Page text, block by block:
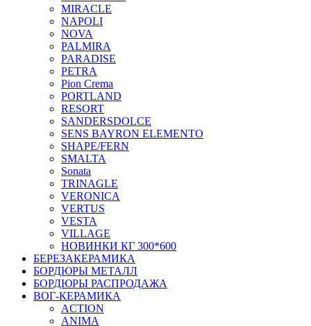
MIRACLE
NAPOLI
NOVA
PALMIRA
PARADISE
PETRA
Pion Crema
PORTLAND
RESORT
SANDERSDOLCE
SENS BAYRON ELEMENTO
SHAPE/FERN
SMALTA
Sonata
TRINAGLE
VERONICA
VERTUS
VESTA
VILLAGE
НОВИНКИ КГ 300*600
БЕРЕЗАКЕРАМИКА
БОРДЮРЫ МЕТАЛЛ
БОРДЮРЫ РАСПРОДАЖА
ВОГ-КЕРАМИКА
ACTION
ANIMA